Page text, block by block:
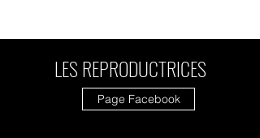
LES REPRODUCTRICES
Page Facebook